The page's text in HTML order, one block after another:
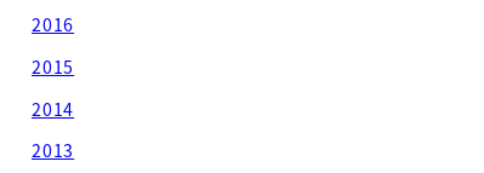
2016
2015
2014
2013